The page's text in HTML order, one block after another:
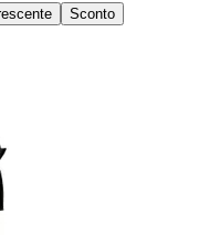
Sconto